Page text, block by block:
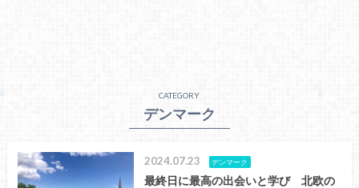
CATEGORY
デンマーク
2024.07.23 デンマーク
最終日に最高の出会いと学び 北欧の